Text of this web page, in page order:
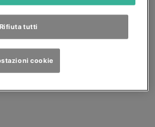
Rifiuta tutti
cookie